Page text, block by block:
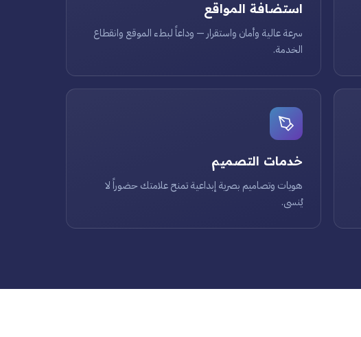
استضافة المواقع
سرعة عالية وأمان واستقرار — وداعاً لبطء الموقع وانقطاع
الخدمة.
خدمات التصميم
هويات وتصاميم بصرية إبداعية تمنح علامتك حضوراً لا
يُنسى.